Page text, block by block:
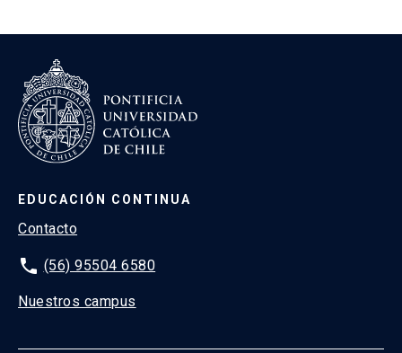
EDUCACIÓN CONTINUA
Contacto
phone (56) 95504 6580
Nuestros campus